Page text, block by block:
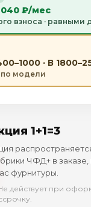
040 ₽/мес
взноса · равными
· В
по модели
1+1=3
ЧФД+ в
фурнитуры.
действует при